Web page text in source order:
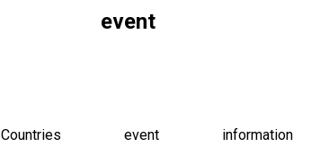
event
Countries event information